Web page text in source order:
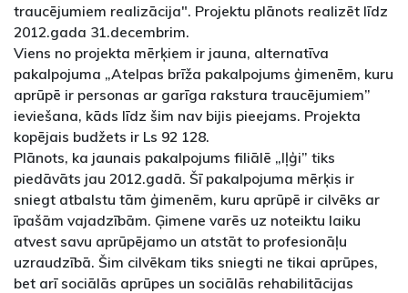
traucējumiem realizācija". Projektu plānots realizēt līdz
2012.gada 31.decembrim.
Viens no projekta mērķiem ir jauna, alternatīva
pakalpojuma „Atelpas brīža pakalpojums ģimenēm, kuru
aprūpē ir personas ar garīga rakstura traucējumiem”
ieviešana, kāds līdz šim nav bijis pieejams. Projekta
kopējais budžets ir Ls 92 128.
Plānots, ka jaunais pakalpojums filiālē „Iļģi” tiks
piedāvāts jau 2012.gadā. Šī pakalpojuma mērķis ir
sniegt atbalstu tām ģimenēm, kuru aprūpē ir cilvēks ar
īpašām vajadzībām. Ģimene varēs uz noteiktu laiku
atvest savu aprūpējamo un atstāt to profesionāļu
uzraudzībā. Šim cilvēkam tiks sniegti ne tikai aprūpes,
bet arī sociālās aprūpes un sociālās rehabilitācijas